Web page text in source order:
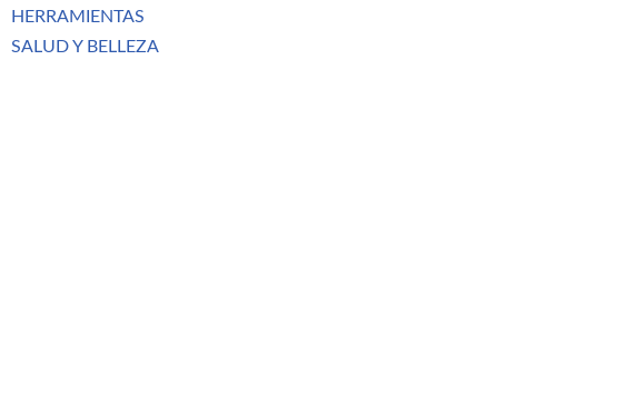
HERRAMIENTAS
SALUD Y BELLEZA